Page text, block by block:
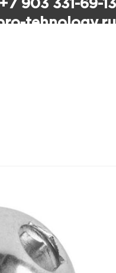
+7 903 331-69-13
tehnology.ru